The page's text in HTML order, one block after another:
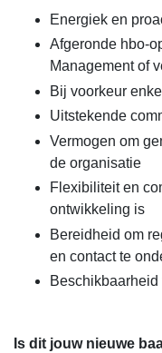
Energiek en
Afgeronde hbo-
Management of
Bij voorkeur
Uitstekende
Vermogen om
de organisatie
Flexibiliteit en
ontwikkeling is
Bereidheid om
en contact te
Is dit jouw nieuwe